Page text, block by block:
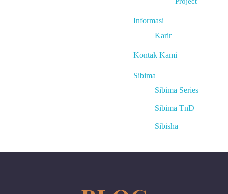
Informasi
Karir
Kontak Kami
Sibima
Sibima Series
Sibima TnD
Sibisha